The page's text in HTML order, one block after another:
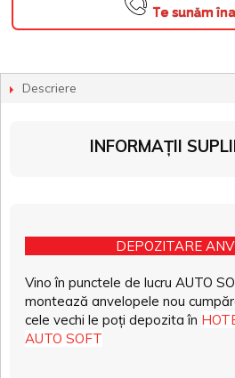
Te sunăm
Descriere
INFORMAȚII
DEPOZITARE
Vino în punctele de lucru AUTO
montează anvelopele nou
cele vechi le poți depozita în
AUTO SOFT